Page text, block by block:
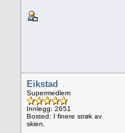
Eikstad
Supermedlem
Innlegg: 2651
Bosted: I finere strøk av
skien.